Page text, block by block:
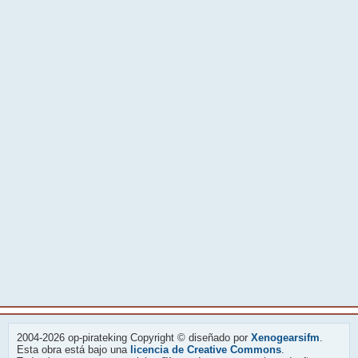
2004-2026 op-pirateking Copyright © diseñado por Xenogearsifm.
Esta obra está bajo una licencia de Creative Commons.